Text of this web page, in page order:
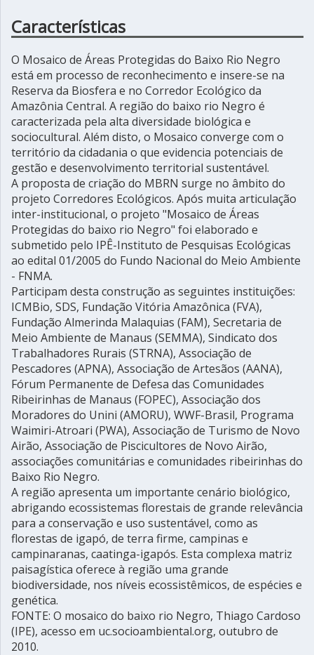
Características
O Mosaico de Áreas Protegidas do Baixo Rio Negro
está em processo de reconhecimento e insere-se na
Reserva da Biosfera e no Corredor Ecológico da
Amazônia Central. A região do baixo rio Negro é
caracterizada pela alta diversidade biológica e
sociocultural. Além disto, o Mosaico converge com o
território da cidadania o que evidencia potenciais de
gestão e desenvolvimento territorial sustentável.
A proposta de criação do MBRN surge no âmbito do
projeto Corredores Ecológicos. Após muita articulação
inter-institucional, o projeto "Mosaico de Áreas
Protegidas do baixo rio Negro" foi elaborado e
submetido pelo IPÊ-Instituto de Pesquisas Ecológicas
ao edital 01/2005 do Fundo Nacional do Meio Ambiente
- FNMA.
Participam desta construção as seguintes instituições:
ICMBio, SDS, Fundação Vitória Amazônica (FVA),
Fundação Almerinda Malaquias (FAM), Secretaria de
Meio Ambiente de Manaus (SEMMA), Sindicato dos
Trabalhadores Rurais (STRNA), Associação de
Pescadores (APNA), Associação de Artesãos (AANA),
Fórum Permanente de Defesa das Comunidades
Ribeirinhas de Manaus (FOPEC), Associação dos
Moradores do Unini (AMORU), WWF-Brasil, Programa
Waimiri-Atroari (PWA), Associação de Turismo de Novo
Airão, Associação de Piscicultores de Novo Airão,
associações comunitárias e comunidades ribeirinhas do
Baixo Rio Negro.
A região apresenta um importante cenário biológico,
abrigando ecossistemas florestais de grande relevância
para a conservação e uso sustentável, como as
florestas de igapó, de terra firme, campinas e
campinaranas, caatinga-igapós. Esta complexa matriz
paisagística oferece à região uma grande
biodiversidade, nos níveis ecossistêmicos, de espécies e
genética.
FONTE: O mosaico do baixo rio Negro, Thiago Cardoso
(IPE), acesso em uc.socioambiental.org, outubro de
2010.